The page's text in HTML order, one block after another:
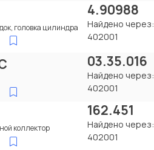
головка цилиндра
4.90988
Найдено через:
402001
03.35.016
Найдено через:
402001
коллектор
162.451
Найдено через:
402001